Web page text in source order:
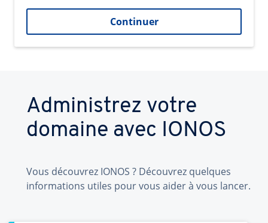
Continuer
Administrez votre
domaine avec IONOS
Vous découvrez IONOS ? Découvrez quelques
informations utiles pour vous aider à vous lancer.